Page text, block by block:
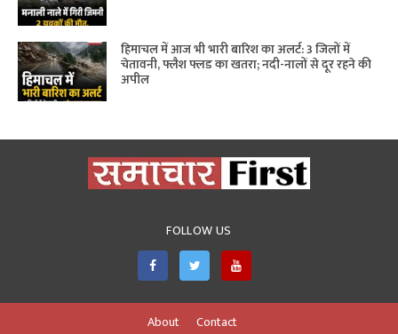
हिमाचल में आज भी भारी बारिश का अलर्ट: 3 जिलों में
चेतावनी, फ्लैश फ्लड का खतरा; नदी-नालों से दूर रहने की
अपील
FOLLOW US
About Contact